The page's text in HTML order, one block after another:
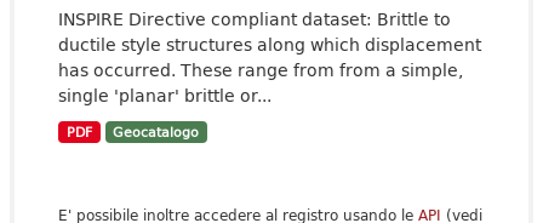
INSPIRE Directive compliant dataset: Brittle to
ductile style structures along which displacement
has occurred. These range from from a simple,
single 'planar' brittle or...
PDF Geocatalogo
E' possibile inoltre accedere al registro usando le API (vedi